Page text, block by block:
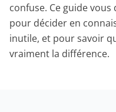
confuse. Ce guide
pour décider en
inutile, et pour savoir
vraiment la différence.